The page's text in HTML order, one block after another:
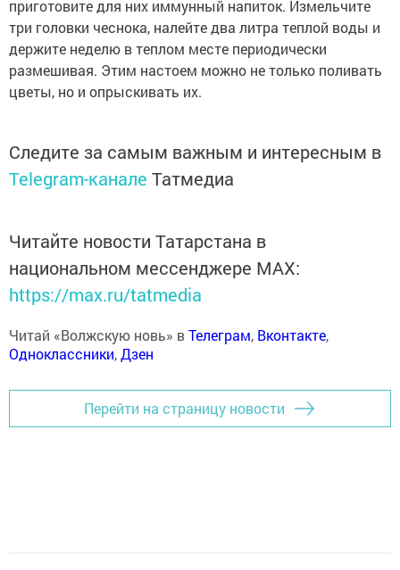
приготовите для них иммунный напиток. Измельчите
три головки чеснока, налейте два литра теплой воды и
держите неделю в теплом месте периодически
размешивая. Этим настоем можно не только поливать
цветы, но и опрыскивать их.
Следите за самым важным и интересным в
Telegram-канале Татмедиа
Читайте новости Татарстана в
национальном мессенджере MАХ:
https://max.ru/tatmedia
Читай «Волжскую новь» вТелеграм, Вконтакте,
Одноклассники,Дзен
Перейти на страницу новости